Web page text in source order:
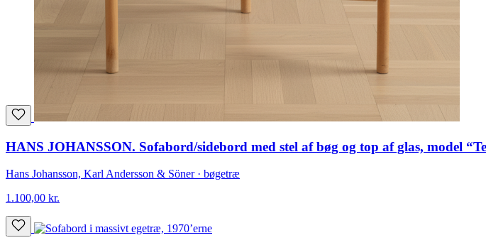
HANS JOHANSSON. Sofabord/sidebord med stel af bøg og top af glas, model
Hans Johansson, Karl Andersson & Söner · bøgetræ
1.100,00 kr.